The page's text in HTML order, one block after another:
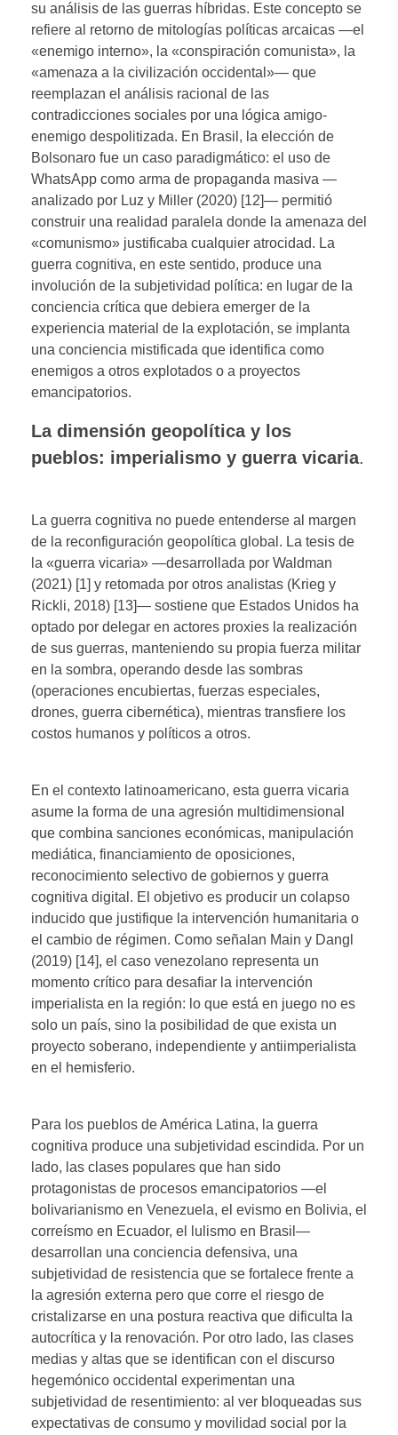
su análisis de las guerras híbridas. Este concepto se
refiere al retorno de mitologías políticas arcaicas —el
«enemigo interno», la «conspiración comunista», la
«amenaza a la civilización occidental»— que
reemplazan el análisis racional de las
contradicciones sociales por una lógica amigo-
enemigo despolitizada. En Brasil, la elección de
Bolsonaro fue un caso paradigmático: el uso de
WhatsApp como arma de propaganda masiva —
analizado por Luz y Miller (2020) [12]— permitió
construir una realidad paralela donde la amenaza del
«comunismo» justificaba cualquier atrocidad. La
guerra cognitiva, en este sentido, produce una
involución de la subjetividad política: en lugar de la
conciencia crítica que debiera emerger de la
experiencia material de la explotación, se implanta
una conciencia mistificada que identifica como
enemigos a otros explotados o a proyectos
emancipatorios.
La dimensión geopolítica y los
pueblos: imperialismo y guerra vicaria.
La guerra cognitiva no puede entenderse al margen
de la reconfiguración geopolítica global. La tesis de
la «guerra vicaria» —desarrollada por Waldman
(2021) [1] y retomada por otros analistas (Krieg y
Rickli, 2018) [13]— sostiene que Estados Unidos ha
optado por delegar en actores proxies la realización
de sus guerras, manteniendo su propia fuerza militar
en la sombra, operando desde las sombras
(operaciones encubiertas, fuerzas especiales,
drones, guerra cibernética), mientras transfiere los
costos humanos y políticos a otros.
En el contexto latinoamericano, esta guerra vicaria
asume la forma de una agresión multidimensional
que combina sanciones económicas, manipulación
mediática, financiamiento de oposiciones,
reconocimiento selectivo de gobiernos y guerra
cognitiva digital. El objetivo es producir un colapso
inducido que justifique la intervención humanitaria o
el cambio de régimen. Como señalan Main y Dangl
(2019) [14], el caso venezolano representa un
momento crítico para desafiar la intervención
imperialista en la región: lo que está en juego no es
solo un país, sino la posibilidad de que exista un
proyecto soberano, independiente y antiimperialista
en el hemisferio.
Para los pueblos de América Latina, la guerra
cognitiva produce una subjetividad escindida. Por un
lado, las clases populares que han sido
protagonistas de procesos emancipatorios —el
bolivarianismo en Venezuela, el evismo en Bolivia, el
correísmo en Ecuador, el lulismo en Brasil—
desarrollan una conciencia defensiva, una
subjetividad de resistencia que se fortalece frente a
la agresión externa pero que corre el riesgo de
cristalizarse en una postura reactiva que dificulta la
autocrítica y la renovación. Por otro lado, las clases
medias y altas que se identifican con el discurso
hegemónico occidental experimentan una
subjetividad de resentimiento: al ver bloqueadas sus
expectativas de consumo y movilidad social por la